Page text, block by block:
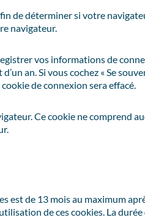
de déterminer si votre
navigateur.
vos informations de
an. Si vous cochez « Se
de connexion sera effacé.
Ce cookie ne comprend
est de 13 mois au maximum
de ces cookies. La durée